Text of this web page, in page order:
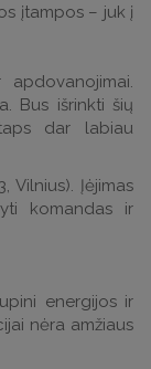
įtampos – juk į
Bus išrinkti šių
dar labiau
Vilnius). Įėjimas
komandas ir
energijos ir
nėra amžiaus